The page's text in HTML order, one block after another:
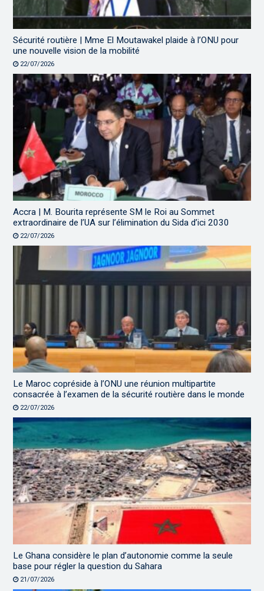
Sécurité routière | Mme El Moutawakel plaide à l’ONU pour
une nouvelle vision de la mobilité
22/07/2026
Accra | M. Bourita représente SM le Roi au Sommet
extraordinaire de l’UA sur l’élimination du Sida d’ici 2030
22/07/2026
Le Maroc copréside à l’ONU une réunion multipartite
consacrée à l’examen de la sécurité routière dans le monde
22/07/2026
Le Ghana considère le plan d’autonomie comme la seule
base pour régler la question du Sahara
21/07/2026